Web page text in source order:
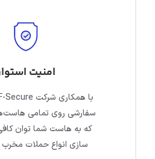
امنیت
سفارشی روی تمامی هاست‌ها
که به هاست شما توان
سازی انواع حملات